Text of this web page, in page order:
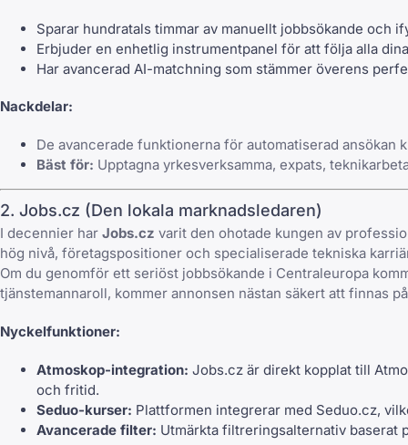
Sparar hundratals timmar av manuellt jobbsökande och
Erbjuder en enhetlig instrumentpanel för att följa alla
Har avancerad AI-matchning som stämmer överens
Nackdelar:
De avancerade funktionerna för automatiserad ansökan
Bäst för: Upptagna yrkesverksamma, expats,
2. Jobs.cz (Den lokala marknadsledaren)
I decennier har Jobs.cz varit den ohotade kungen av
hög nivå, företagspositioner och specialiserade tekniska
Om du genomför ett seriöst jobbsökande i Centraleuropa
tjänstemannaroll, kommer annonsen nästan säkert att finnas
Nyckelfunktioner:
Atmoskop-integration: Jobs.cz är direkt kopplat till
och fritid.
Seduo-kurser: Plattformen integrerar med Seduo.cz,
Avancerade filter: Utmärkta filtreringsalternativ baserat